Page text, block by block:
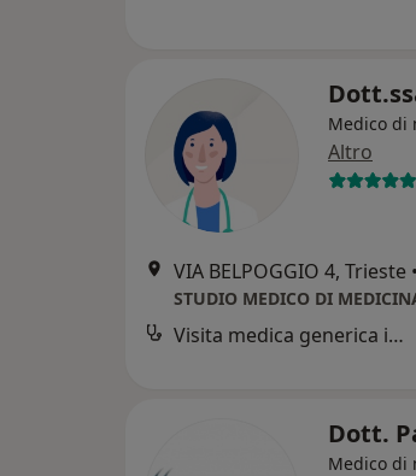
Medico di
Altro
VIA BELPOGGIO 4, Trieste •
STUDIO MEDICO DI
Visita medica generica in CONVENZIONE
Dott.
Medico di